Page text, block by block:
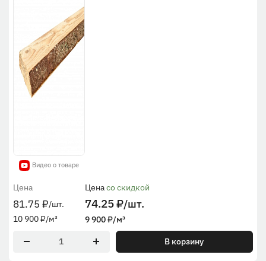
Видео о товаре
Цена
81.75 ₽/шт.
10 900₽/м³
Ценасо скидкой
74.25₽/шт.
9 900₽/м³
В корзину